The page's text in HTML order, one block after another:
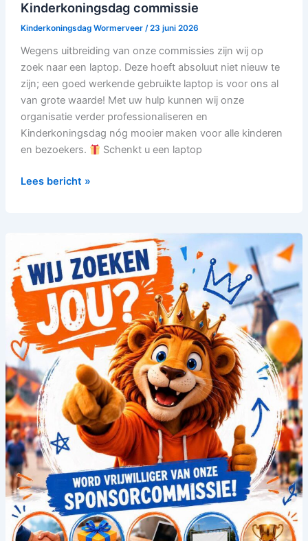
Kinderkoningsdag commissie
Kinderkoningsdag Wormerveer /23 juni 2026
Wegens uitbreiding van onze commissies zijn wij op
zoek naar een laptop. Deze hoeft absoluut niet nieuw te
zijn; een goed werkende gebruikte laptop is voor ons al
van grote waarde! Met uw hulp kunnen wij onze
organisatie verder professionaliseren en
Kinderkoningsdag nóg mooier maken voor alle kinderen
en bezoekers.
Schenkt u een laptop
Lees bericht »
gezocht
voor
de
sponsorcommissie